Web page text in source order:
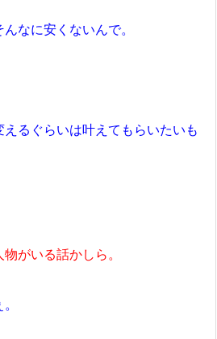
なに安くないんで。
るぐらいは叶えてもらいたいも
がいる話かしら。